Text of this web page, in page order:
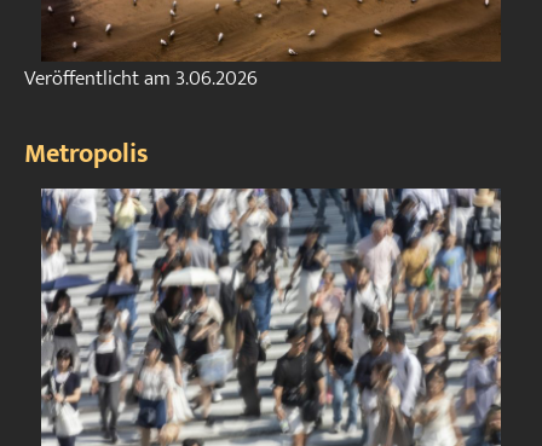
Veröffentlicht am3.06.2026
Metropolis